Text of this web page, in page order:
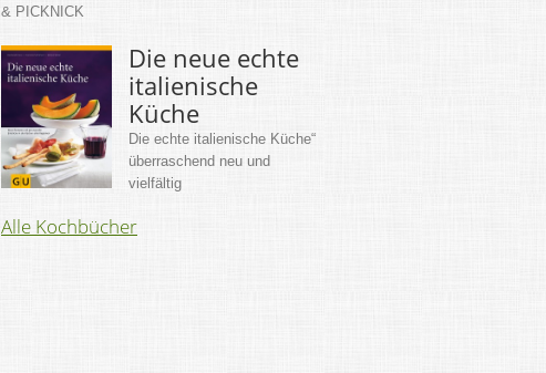
& PICKNICK
Die neue echte
italienische
Küche
Die echte italienische Küche“
überraschend neu und
vielfältig
Alle Kochbücher